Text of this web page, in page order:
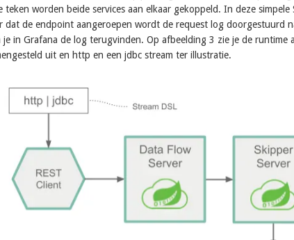
teken worden beide services aan elkaar gekoppeld. In deze
dat de endpoint aangeroepen wordt de request log doorgestuurd
je in Grafana de log terugvinden. Op afbeelding 3 zie je de runtime
uit en http en een jdbc stream ter illustratie.